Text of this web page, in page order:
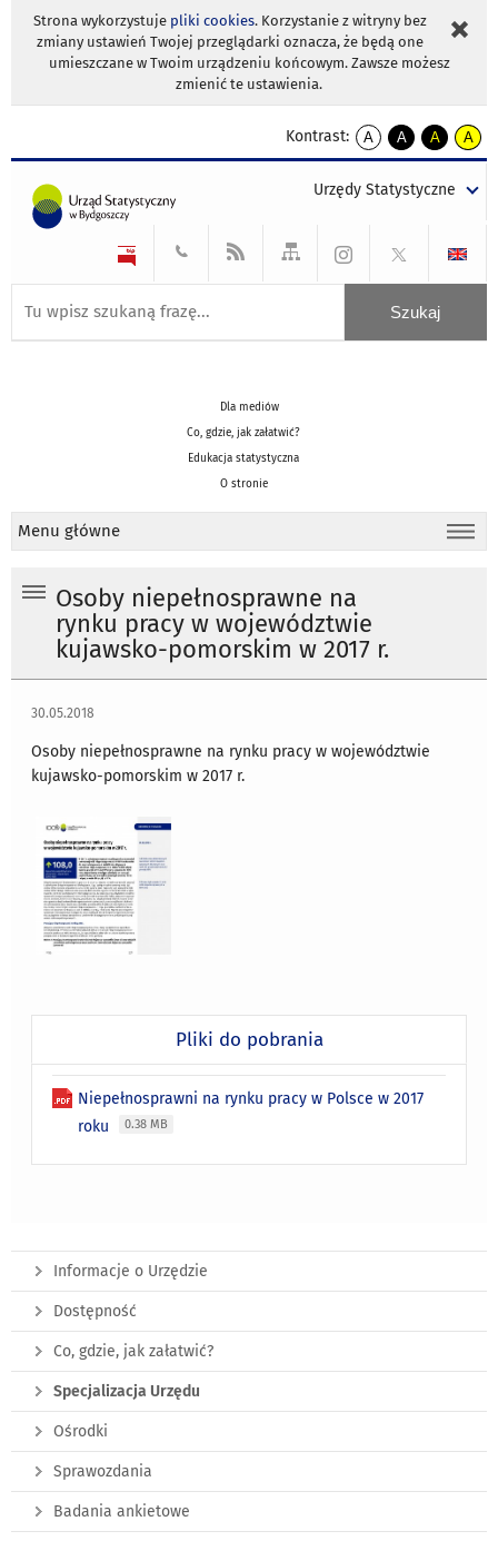
Strona wykorzystuje pliki cookies. Korzystanie z witryny bez
zmiany ustawień Twojej przeglądarki oznacza, że będą one
umieszczane w Twoim urządzeniu końcowym. Zawsze możesz
zmienić te ustawienia.
Kontrast:
A
kontrast
A
kontrast
tekst
czarnym
A
kontrast
tekst
czarnym
A
tekst
żółtym
Urzędy Statystyczne
Dla mediów
Co, gdzie, jak załatwić?
Edukacja statystyczna
O stronie
Menu główne
Osoby niepełnosprawne na
rynku pracy w województwie
kujawsko-pomorskim w 2017 r.
30.05.2018
Osoby niepełnosprawne na rynku pracy w województwie
kujawsko-pomorskim w 2017 r.
Pliki do pobrania
Niepełnosprawni na rynku pracy w Polsce w 2017
roku
0.38 MB
Informacje o Urzędzie
Dostępność
Co, gdzie, jak załatwić?
Specjalizacja Urzędu
Ośrodki
Sprawozdania
Badania ankietowe